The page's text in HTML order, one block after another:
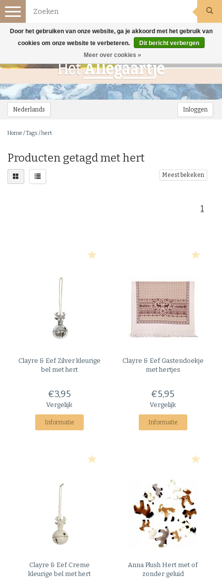
Nederlands Inloggen
Toggle
navigation
Home /Tags /hert
Producten getagd met hert
Meest bekeken
1
Clayre & EefZilver kleurige
bel met hert
€3,95
Vergelijk
Informatie
Clayre & EefGastendoekje
met hertjes
€5,95
Vergelijk
Informatie
Clayre & EefCreme
kleurige bel met hert
Anna Plush Hert met of
zonder geluid
Door het gebruiken van onze website, ga je akkoord met het gebruik van
cookies om onze website te verbeteren.
Dit bericht verbergen
Meer over cookies »